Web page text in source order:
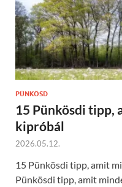
PÜNKÖSD
15 Pünkösdi tipp,
kipróbál
2026.05.12.
15 Pünkösdi tipp, amit
Pünkösdi tipp, amit